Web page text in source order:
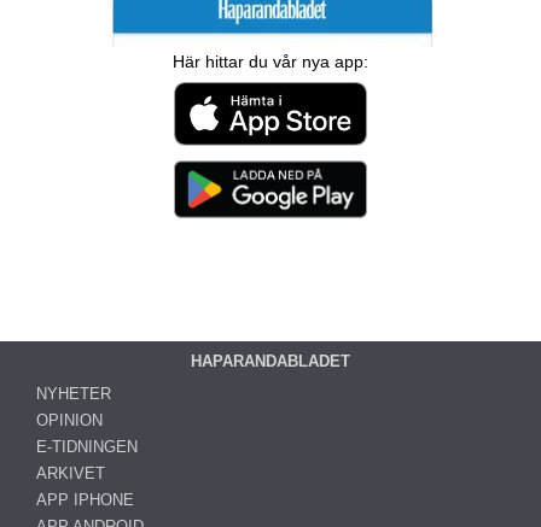
Här hittar du vår nya app:
HAPARANDABLADET
NYHETER
OPINION
E-TIDNINGEN
ARKIVET
APP IPHONE